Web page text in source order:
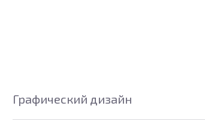
Графический дизайн